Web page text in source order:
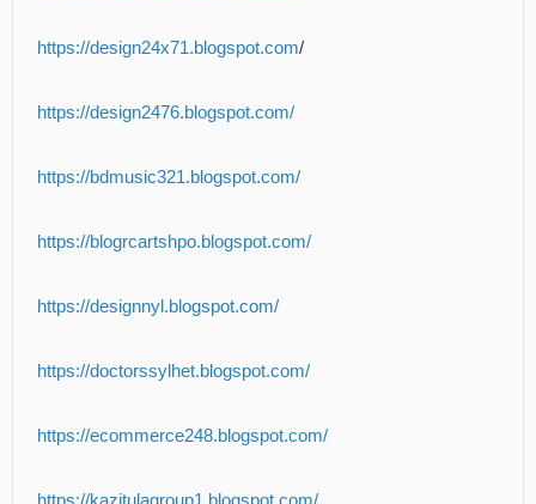
https://design24x71.blogspot.com/
https://design2476.blogspot.com/
https://bdmusic321.blogspot.com/
https://blogrcartshpo.blogspot.com/
https://designnyl.blogspot.com/
https://doctorssylhet.blogspot.com/
https://ecommerce248.blogspot.com/
https://kazitulagroup1.blogspot.com/